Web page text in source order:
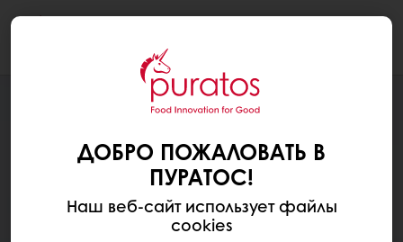
ДОБРО ПОЖАЛОВАТЬ В
ПУРАТОС!
Наш веб-сайт использует файлы
cookies